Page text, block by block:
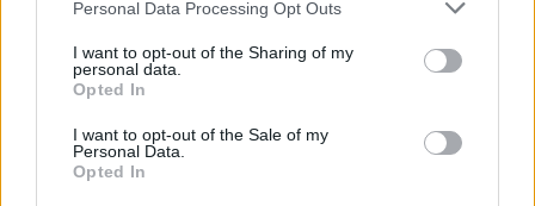
Personal Data Processing Opt Outs
I want to opt-out of the Sharing of my
personal data.
Opted In
I want to opt-out of the Sale of my
Personal Data.
Opted In
7 - 24